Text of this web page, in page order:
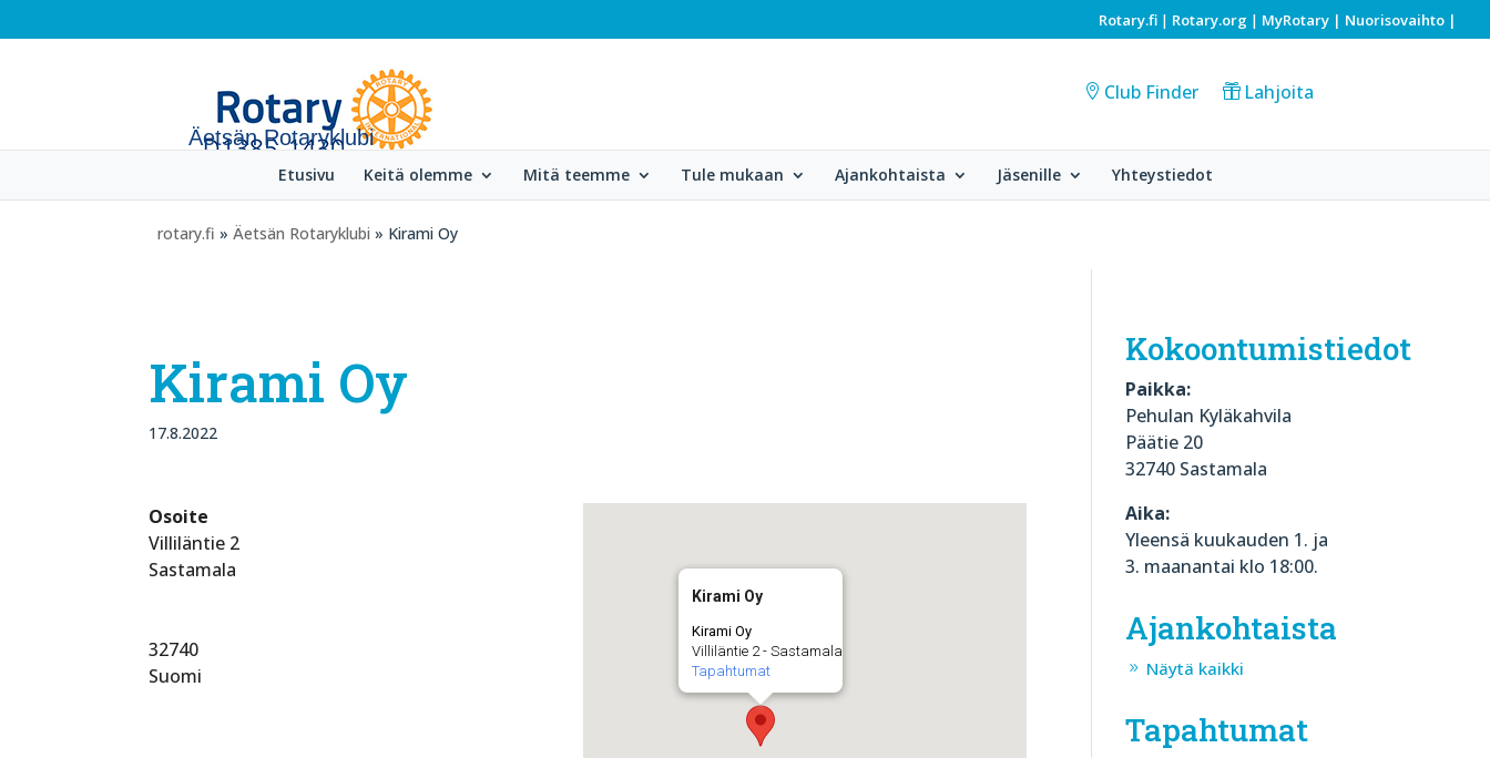
Rotary.fi | Rotary.org | MyRotary | Nuorisovaihto |
Äetsän Rotaryklubi
Club Finder Lahjoita
Etusivu Keitä olemme Mitä teemme Tule mukaan Ajankohtaista Jäsenille Yhteystiedot
rotary.fi » Äetsän Rotaryklubi » Kirami Oy
Kirami Oy
17.8.2022
Kirami Oy
Kirami Oy
Villiläntie 2 - Sastamala
Tapahtumat
Osoite
Villiläntie 2
Sastamala
32740
Suomi
Kokoontumistiedot
Paikka:
Pehulan Kyläkahvila
Päätie 20
32740 Sastamala
Aika:
Yleensä kuukauden 1. ja
3. maanantai klo 18:00.
Ajankohtaista
Näytä kaikki
Tapahtumat